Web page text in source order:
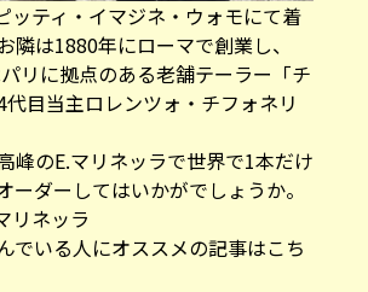
ッティ・イマジネ・ウォモにて着
隣は1880年にローマで創業し、
リに拠点のある老舗テーラー「チ
代目当主ロレンツォ・チフォネリ
峰のE.マリネッラで世界で1本だけ
ーダーしてはいかがでしょうか。
リネッラ
でいる人にオススメの記事はこち